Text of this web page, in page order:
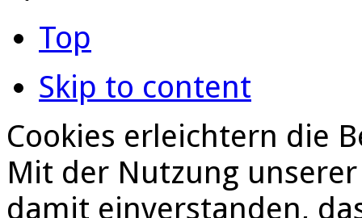
Top
Skip to content
Cookies erleichtern die
Mit der Nutzung
damit einverstanden,